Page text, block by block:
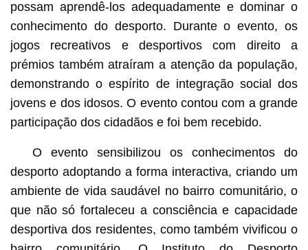
possam aprendê-los adequadamente e dominar o
conhecimento do desporto. Durante o evento, os
jogos recreativos e desportivos com direito a
prémios também atraíram a atenção da população,
demonstrando o espírito de integração social dos
jovens e dos idosos. O evento contou com a grande
participação dos cidadãos e foi bem recebido.
O evento sensibilizou os conhecimentos do
desporto adoptando a forma interactiva, criando um
ambiente de vida saudável no bairro comunitário, o
que não só fortaleceu a consciência e capacidade
desportiva dos residentes, como também vivificou o